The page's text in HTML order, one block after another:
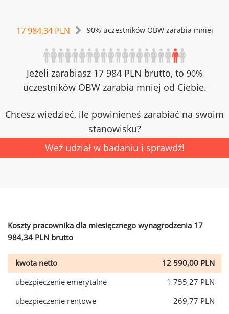
17 984,34 PLN 90% uczestników OBW zarabia mniej
Jeżeli zarabiasz 17 984 PLN brutto, to 90%
uczestników OBW zarabia mniej od Ciebie.
Chcesz wiedzieć, ile powinieneś zarabiać na swoim
stanowisku?
Weź udział w badaniu i sprawdź!
Koszty pracownika dla miesięcznego wynagrodzenia 17
984,34 PLN brutto
kwota netto
12 590,00 PLN
ubezpieczenie emerytalne
1 755,27 PLN
ubezpieczenie rentowe
269,77 PLN